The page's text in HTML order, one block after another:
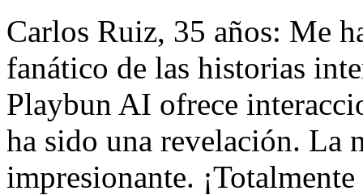
Carlos Ruiz, 35 años: Me
fanático de las historias
Playbun AI ofrece
ha sido una revelación. La
impresionante.